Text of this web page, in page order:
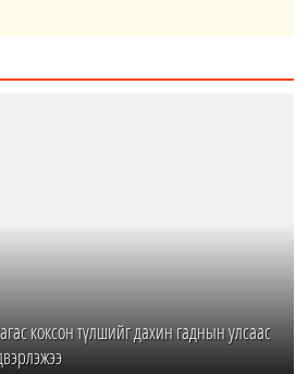
коксон түлшийг дахин гаднын улсаас